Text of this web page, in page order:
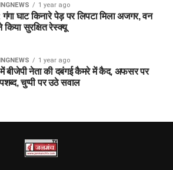
1 year ago
गंगा घाट किनारे पेड़ पर लिपटा मिला अजगर, वन
किया सुरक्षित रेस्क्यू
1 year ago
में बीजेपी नेता की दबंगई कैमरे में कैद, अफसर पर
चुप्पी पर उठे सवाल